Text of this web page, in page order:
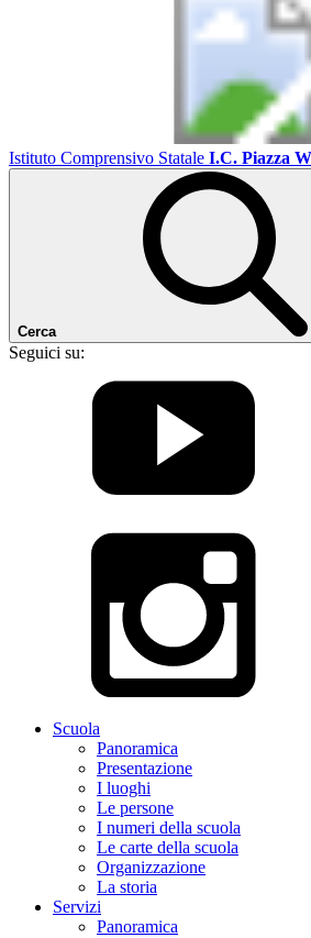
Istituto Comprensivo Statale I.C. Piazza
Cerca
Seguici su:
Scuola
Panoramica
Presentazione
I luoghi
Le persone
I numeri della scuola
Le carte della scuola
Organizzazione
La storia
Servizi
Panoramica